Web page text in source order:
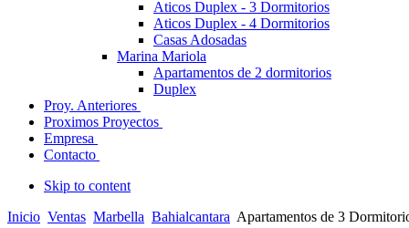
Aticos Duplex - 3 Dormitorios
Aticos Duplex - 4 Dormitorios
Casas Adosadas
Marina Mariola
Apartamentos de 2 dormitorios
Duplex
Proy. Anteriores
Proximos Proyectos
Empresa
Contacto
Skip to content
Inicio Ventas Marbella Bahialcantara Apartamentos de 3